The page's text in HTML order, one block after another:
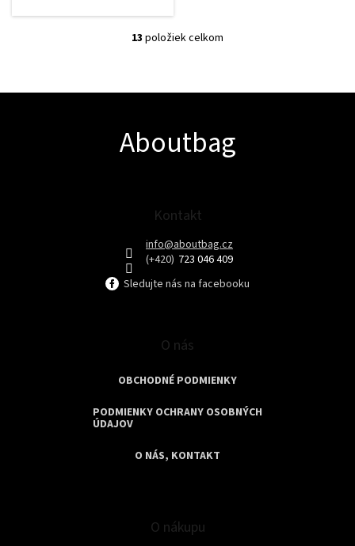
O
á
c
i
v
k
y
v
p
13 položiek celkom
á
Aboutbag
Kontakt
info@aboutbag.cz
723 046 409
Sledujte nás na facebooku
O nás
OBCHODNÉ PODMIENKY
PODMIENKY OCHRANY OSOBNÝCH
ÚDAJOV
O NÁS, KONTAKT
O nákupu